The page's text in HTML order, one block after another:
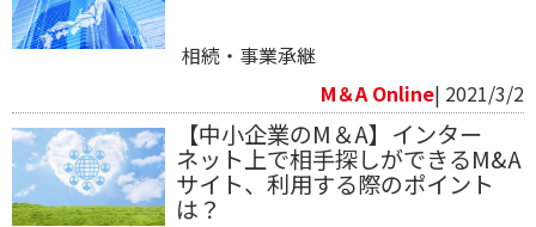
相続・事業承継
M＆A Online| 2021/3/2
【中小企業のM＆A】インター
ネット上で相手探しができるM&A
サイト、利用する際のポイント
は？